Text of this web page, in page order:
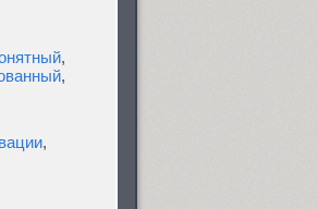
,
,
,